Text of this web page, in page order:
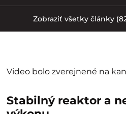
Zobraziť všetky články
Video bolo zverejnené na
Stabilný reaktor a